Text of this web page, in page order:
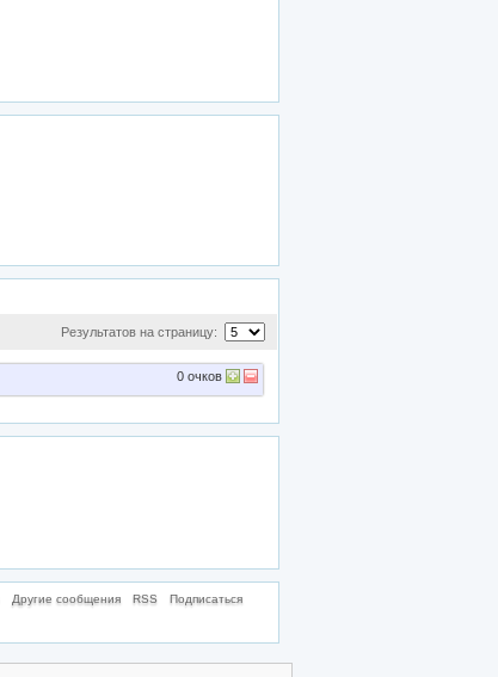
Результатов на страницу:
0 очков
Другие сообщения RSS Подписаться